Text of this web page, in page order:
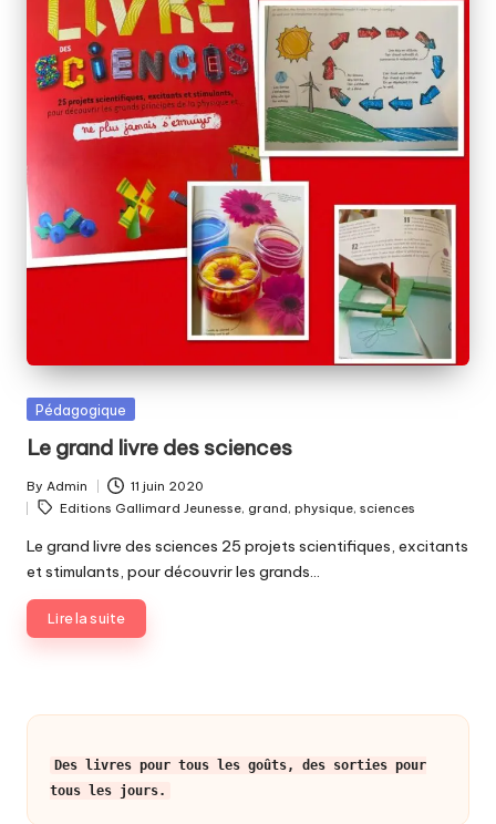
Posted
Pédagogique
Le grand livre des sciences
Posted
by
By Admin 11 juin 2020
Tags:
Editions Gallimard Jeunesse, grand, physique, sciences
Le grand livre des sciences 25 projets scientifiques, excitants
et stimulants, pour découvrir les grands…
Lire la suite
Des livres pour tous les goûts, des sorties pour
tous les jours.